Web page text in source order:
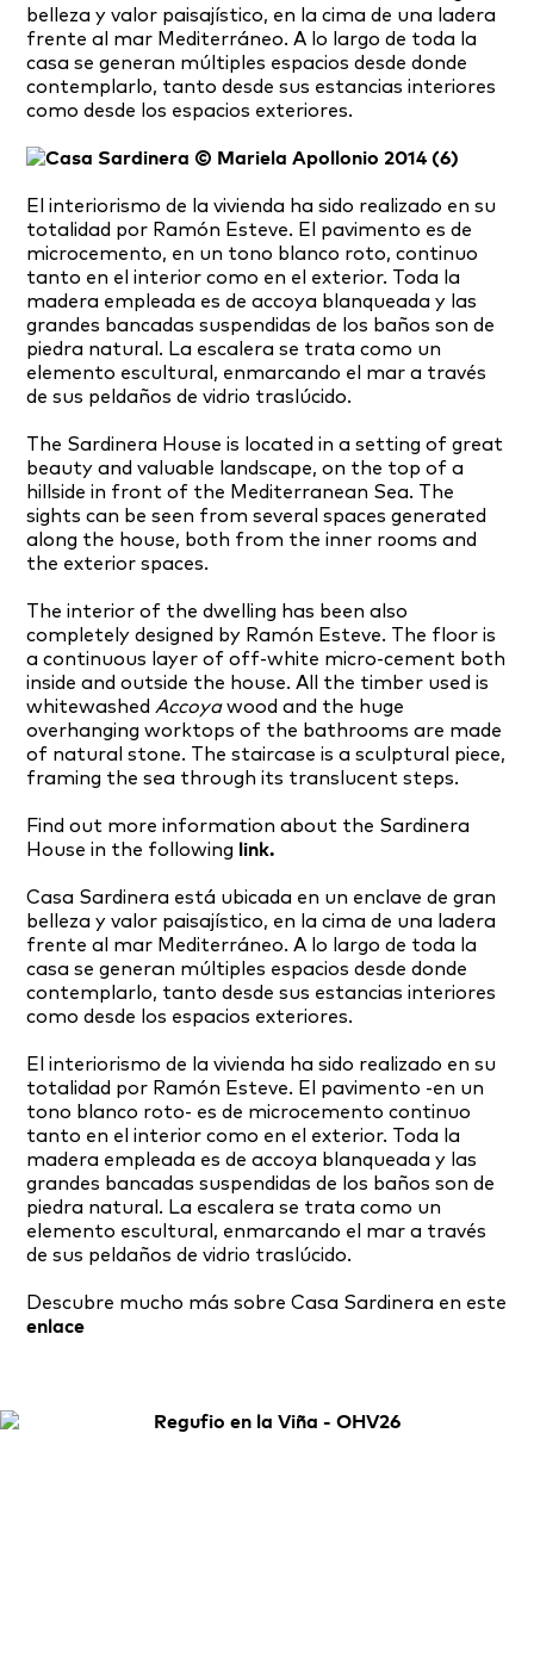
belleza y valor paisajístico, en la cima de una ladera
frente al mar Mediterráneo. A lo largo de toda la
casa se generan múltiples espacios desde donde
contemplarlo, tanto desde sus estancias interiores
como desde los espacios exteriores.
El interiorismo de la vivienda ha sido realizado en su
totalidad por Ramón Esteve. El pavimento es de
microcemento, en un tono blanco roto, continuo
tanto en el interior como en el exterior. Toda la
madera empleada es de accoya blanqueada y las
grandes bancadas suspendidas de los baños son de
piedra natural. La escalera se trata como un
elemento escultural, enmarcando el mar a través
de sus peldaños de vidrio traslúcido.
The Sardinera House is located in a setting of great
beauty and valuable landscape, on the top of a
hillside in front of the Mediterranean Sea. The
sights can be seen from several spaces generated
along the house, both from the inner rooms and
the exterior spaces.
The interior of the dwelling has been also
completely designed by Ramón Esteve. The floor is
a continuous layer of off-white micro-cement both
inside and outside the house. All the timber used is
whitewashed Accoyawood and the huge
overhanging worktops of the bathrooms are made
of natural stone. The staircase is a sculptural piece,
framing the sea through its translucent steps.
Find out more information about the Sardinera
House in the following
link.
Casa Sardinera está ubicada en un enclave de gran
belleza y valor paisajístico, en la cima de una ladera
frente al mar Mediterráneo. A lo largo de toda la
casa se generan múltiples espacios desde donde
contemplarlo, tanto desde sus estancias interiores
como desde los espacios exteriores.
El interiorismo de la vivienda ha sido realizado en su
totalidad por Ramón Esteve. El pavimento -en un
tono blanco roto- es de microcemento continuo
tanto en el interior como en el exterior. Toda la
madera empleada es de accoya blanqueada y las
grandes bancadas suspendidas de los baños son de
piedra natural. La escalera se trata como un
elemento escultural, enmarcando el mar a través
de sus peldaños de vidrio traslúcido.
Descubre mucho más sobre Casa Sardinera en este
enlace